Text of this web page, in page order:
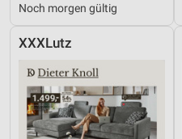
Noch morgen gültig
XXXLutz